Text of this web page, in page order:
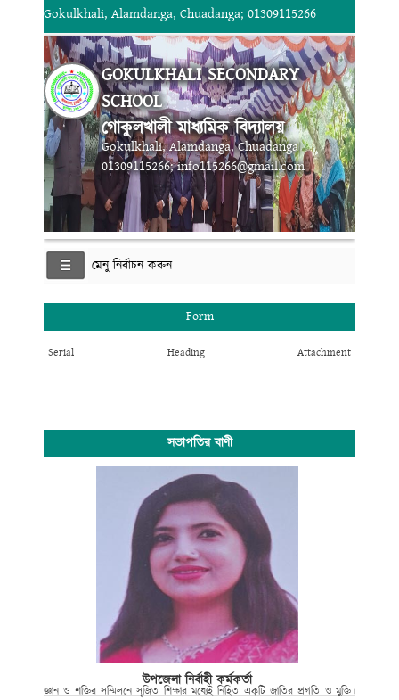
Gokulkhali, Alamdanga, Chuadanga; 01309115266
GOKULKHALI SECONDARY
SCHOOL
গোকুলখালী মাধ্যমিক বিদ্যালয়
Gokulkhali, Alamdanga, Chuadanga
01309115266; info115266@gmail.com
মেনু নির্বাচন করুন
Form
Serial Heading Attachment
সভাপতির বাণী
উপজেলা নির্বাহী কর্মকর্তা
জ্ঞান ও শক্তির সম্মিলনে সৃজিত শিক্ষার মধ্যেই নিহিত একটি জাতির প্রগতি ও মুক্তি।